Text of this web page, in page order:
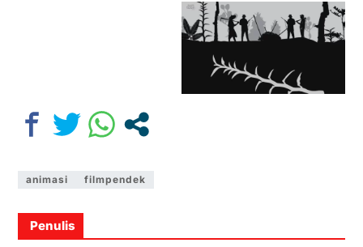
animasi filmpendek
Penulis